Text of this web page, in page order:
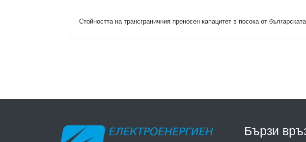
Стойността на трансграничния преносен капацитет в посока от
Бързи